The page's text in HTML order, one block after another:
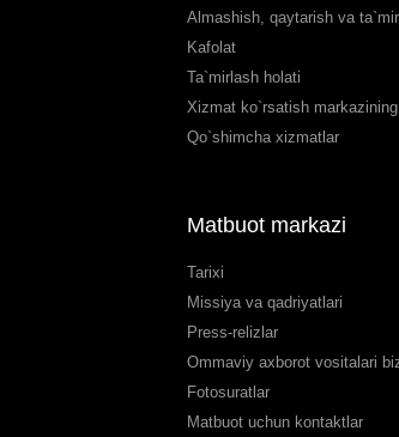
Almashish, qaytarish va
Kafolat
Ta`mirlash holati
Xizmat ko`rsatish
Qo`shimcha xizmatlar
Matbuot markazi
Tarixi
Missiya va qadriyatlari
Press-relizlar
Ommaviy axborot vositalari
Fotosuratlar
Matbuot uchun kontaktlar